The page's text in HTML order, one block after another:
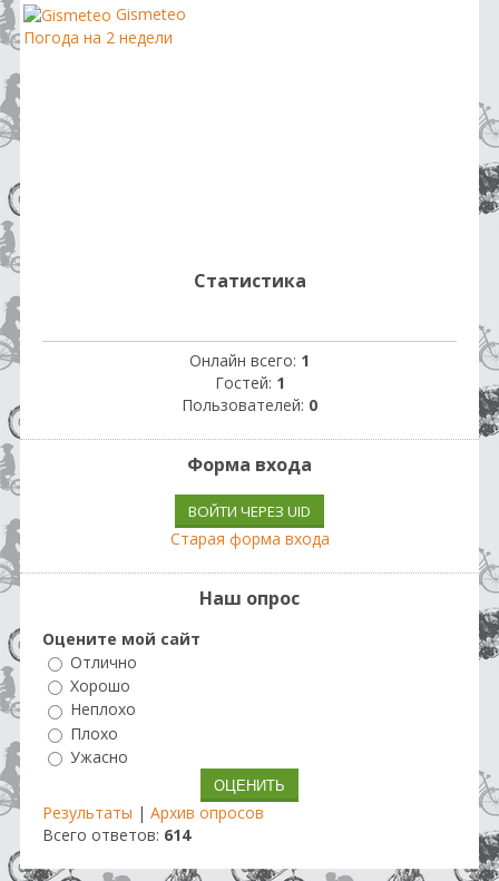
Gismeteo
Погода на 2 недели
Статистика
Онлайн всего: 1
Гостей: 1
Пользователей: 0
Форма входа
ВОЙТИ ЧЕРЕЗ UID
Старая форма входа
Наш опрос
Оцените мой сайт
Отлично
Хорошо
Неплохо
Плохо
Ужасно
Результаты | Архив опросов
Всего ответов: 614